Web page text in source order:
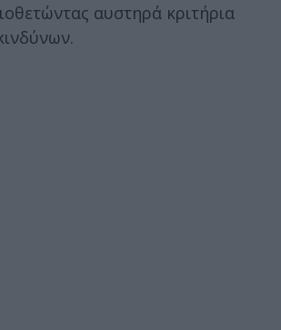
αυστηρά κριτήρια